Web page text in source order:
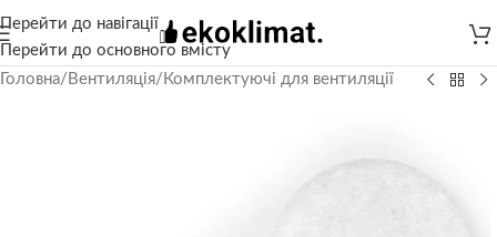
Перейти до навігації
Перейти до основного вмісту
Головна/ Вентиляція/ Комплектуючі для вентиляції